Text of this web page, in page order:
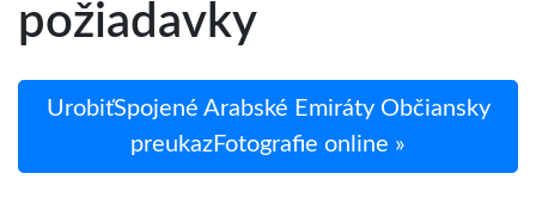
požiadavky
UrobiťSpojené Arabské Emiráty Občiansky
preukazFotografie online »